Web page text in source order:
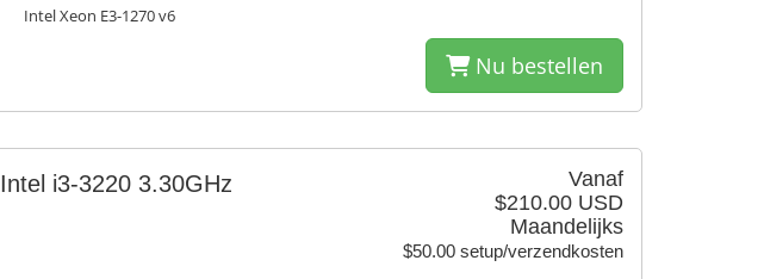
Intel Xeon E3-1270 v6
Nu bestellen
Vanaf
$210.00 USD
Maandelijks
$50.00 setup/verzendkosten
Intel i3-3220 3.30GHz